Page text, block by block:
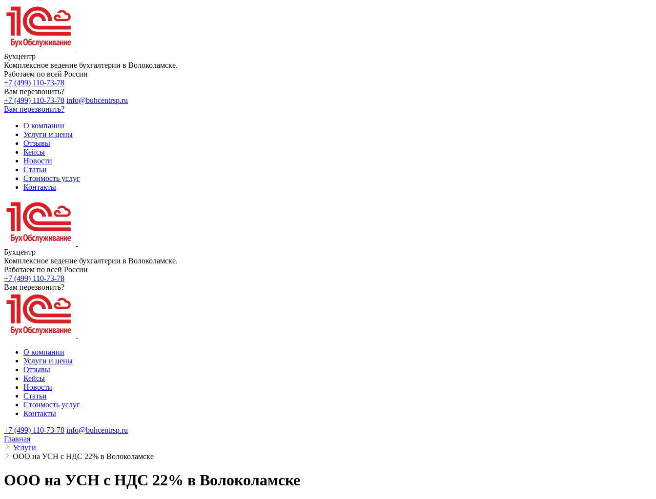
Бухцентр
Комплексное ведение бухгалтерии в Волоколамске.
Работаем по всей России
+7 (499) 110-73-78
Вам перезвонить?
+7 (499) 110-73-78 info@buhcentrsp.ru
Вам перезвонить?
О компании
Услуги и цены
Отзывы
Кейсы
Новости
Статьи
Стоимость услуг
Контакты
Бухцентр
Комплексное ведение бухгалтерии в Волоколамске.
Работаем по всей России
+7 (499) 110-73-78
Вам перезвонить?
О компании
Услуги и цены
Отзывы
Кейсы
Новости
Статьи
Стоимость услуг
Контакты
+7 (499) 110-73-78 info@buhcentrsp.ru
Главная
Услуги
ООО на УСН с НДС 22% в Волоколамске
ООО на УСН с НДС 22% в Волоколамске